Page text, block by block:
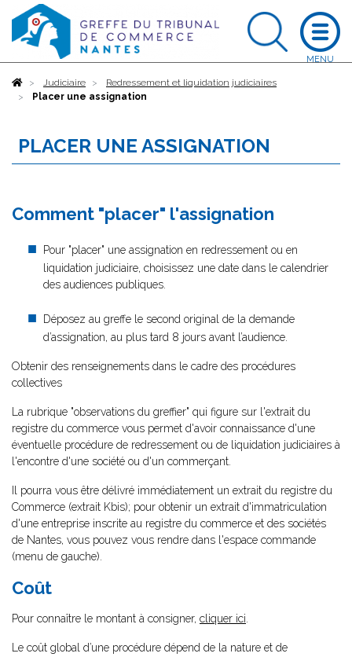
AccueilJudiciaire
Redressement et liquidation judiciaires
Placer une assignation
PLACER UNE ASSIGNATION
Comment "placer" l'assignation
Pour "placer" une assignation en redressement ou en
liquidation judiciaire, choisissez une date dans le calendrier
des audiences publiques.
Déposez au greffe le second original de la demande
d’assignation, au plus tard 8 jours avant l’audience.
Obtenir des renseignements dans le cadre des procédures
collectives
La rubrique "observations du greffier" qui figure sur l'extrait du
registre du commerce vous permet d'avoir connaissance d'une
éventuelle procédure de redressement ou de liquidation judiciaires à
l'encontre d'une société ou d'un commerçant.
Il pourra vous être délivré immédiatement un extrait du registre du
Commerce (extrait Kbis); pour obtenir un extrait d'immatriculation
d'une entreprise inscrite au registre du commerce et des sociétés
de Nantes, vous pouvez vous rendre dans l'espace commande
(menu de gauche).
Coût
Pour connaître le montant à consigner, cliquer ici
Le coût global d’une procédure dépend de la nature et de